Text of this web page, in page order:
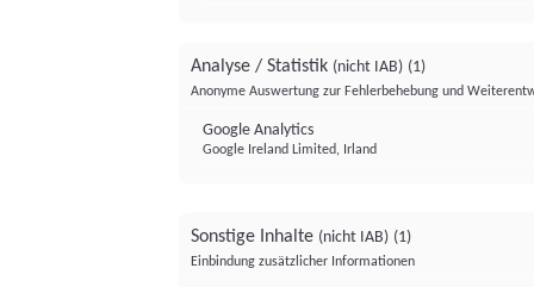
Analyse / Statistik (nicht IAB) (1)
Anonyme Auswertung zur Fehlerbehebung und
Google Analytics
Google Ireland Limited, Irland
Sonstige Inhalte (nicht IAB) (1)
Einbindung zusätzlicher Informationen